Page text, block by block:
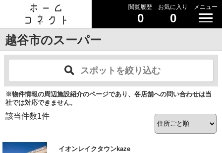
閲覧履歴
0
お気に入り
0
メニュー
越谷市のスーパー
スポットを絞り込む
※物件情報の周辺施設紹介のページであり、各店舗への問い合わせは当
社では対応できません。
該当件数1件
イオンレイクタウンkaze